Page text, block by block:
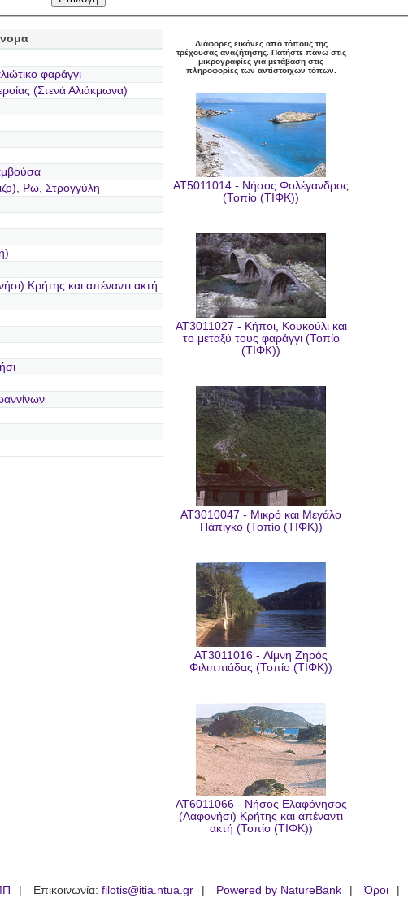
φαράγγι
(Στενά Αλιάκμωνα)
Ρω, Στρογγύλη
Κρήτης και απέναντι ακτή
Διάφορες εικόνες από τόπους της
τρέχουσας αναζήτησης. Πατήστε πάνω στις
μικρογραφίες για μετάβαση στις
πληροφορίες των αντίστοιχων τόπων.
AT5011014 - Νήσος Φολέγανδρος
(Τοπίο (ΤΙΦΚ))
AT3011027 - Κήποι, Κουκούλι και
το μεταξύ τους φαράγγι (Τοπίο
(ΤΙΦΚ))
AT3010047 - Μικρό και Μεγάλο
Πάπιγκο (Τοπίο (ΤΙΦΚ))
AT3011016 - Λίμνη Ζηρός
Φιλιππιάδας (Τοπίο (ΤΙΦΚ))
AT6011066 - Νήσος Ελαφόνησος
(Λαφονήσι) Κρήτης και απέναντι
ακτή (Τοπίο (ΤΙΦΚ))
Επικοινωνία: filotis@itia.ntua.gr Powered by NatureBank Όροι